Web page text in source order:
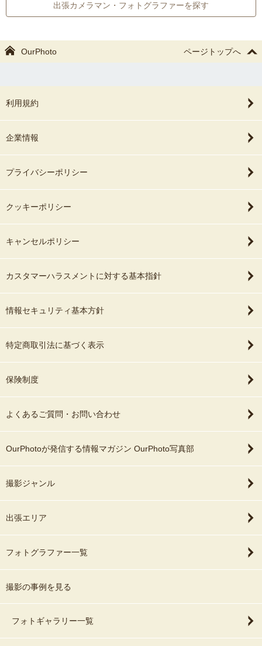
出張カメラマン・フォトグラファーを探す
OurPhoto ページトップへ
利用規約
企業情報
プライバシーポリシー
クッキーポリシー
キャンセルポリシー
カスタマーハラスメントに対する基本指針
情報セキュリティ基本方針
特定商取引法に基づく表示
保険制度
よくあるご質問・お問い合わせ
OurPhotoが発信する情報マガジン OurPhoto写真部
撮影ジャンル
出張エリア
フォトグラファー一覧
撮影の事例を見る
フォトギャラリー一覧